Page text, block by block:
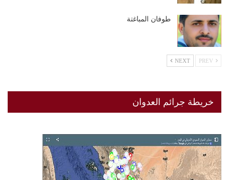
طوفان المباغتة
NEXT
خريطة جرائم العدوان